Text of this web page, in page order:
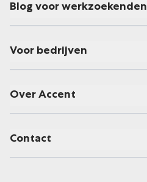
Blog voor werkzoekenden
Voor bedrijven
Over Accent
Contact